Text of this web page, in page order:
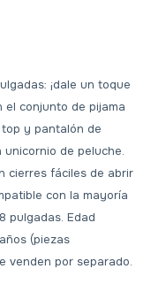
¡dale un toque
el conjunto de pijama
top y pantalón de
de peluche.
cierres fáciles de abrir
con la mayoría
pulgadas. Edad
(piezas
venden por separado.